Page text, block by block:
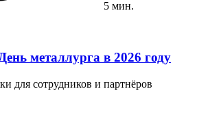
5 мин.
металлурга в 2026 году
для сотрудников и партнёров